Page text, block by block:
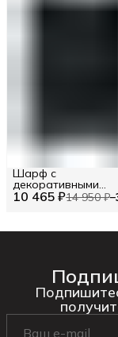
10 465 ₽14 950 ₽−
Шарф с
декоративными
элементами